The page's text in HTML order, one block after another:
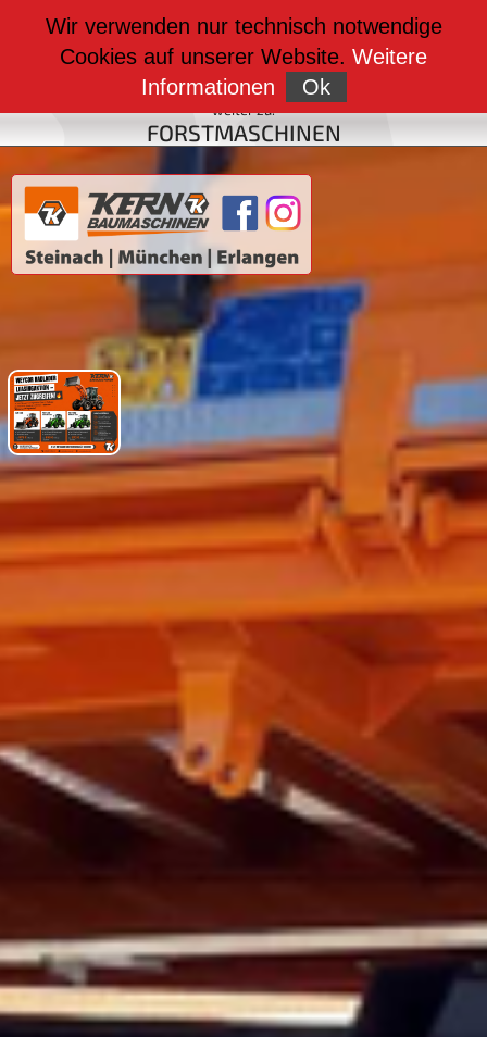
BAUMASCHINEN
weiter zu:
FAHRZEUGBAU
weiter zu:
FORSTMASCHINEN
Wir verwenden nur technisch notwendige
Cookies auf unserer Website. Weitere
Informationen
Ok